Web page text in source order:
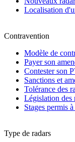
Localisation
Contravention
Modèle de
Payer son
Contester son
Sanctions et
Tolérance des
Législation des
Stages permis
Type de radars